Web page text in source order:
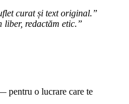
curat și text original.”
liber, redactăm etic.”
pentru o lucrare care te